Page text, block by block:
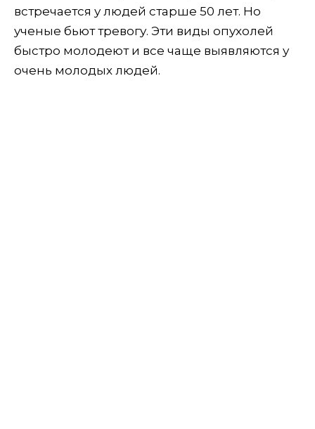
встречается у людей старше 50 лет. Но
ученые бьют тревогу. Эти виды опухолей
быстро молодеют и все чаще выявляются у
очень молодых людей.